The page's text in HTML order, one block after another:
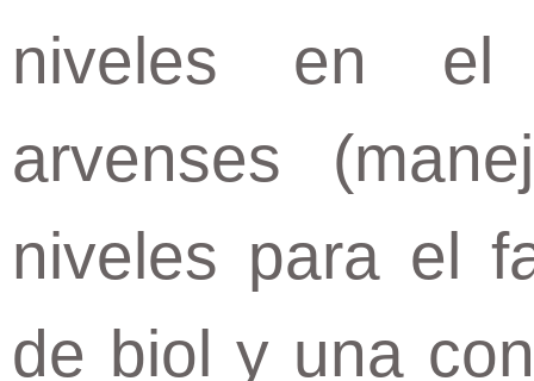
niveles en el
arvenses
niveles para el
de biol y una